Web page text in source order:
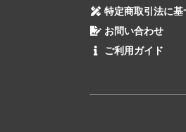
特定商取引法に基
お問い合わせ
ご利用ガイド